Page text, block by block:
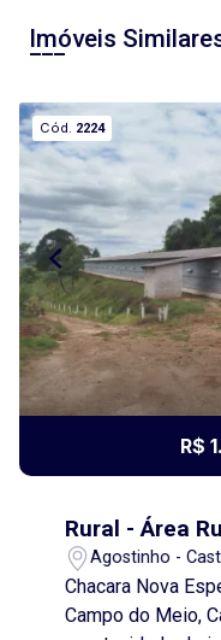
Imóveis
Cód. 2224
R$
Rural - Área
Agostinho -
Chacara Nova
Campo do Meio, Castro/